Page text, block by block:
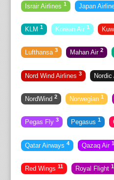
Israir Airlines 1 Japan
KLM 1 Korean Air 1
Lufthansa 3 Mahan Air 2
Nord Wind Airlines 3 Nordic
NordWind 2 Norwegian 1
Pegas Fly 3 Pegasus 1
Qatar Airways 4 Qazaq Air 1
Red Wings 11 Royal Flight 1